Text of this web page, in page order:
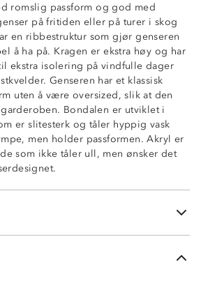
romslig passform og god med
på fritiden eller på turer i skog
en ribbestruktur som gjør genseren
å ha på. Kragen er ekstra høy og har
ekstra isolering på vindfulle dager
Genseren har et klassisk
uten å være oversized, slik at den
Bondalen er utviklet i
er slitesterk og tåler hyppig vask
men holder passformen. Akryl er
som ikke tåler ull, men ønsker det